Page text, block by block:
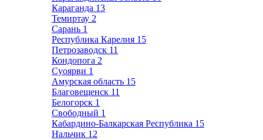
Караганда 13
Темиртау 2
Сарань 1
Республика Карелия 15
Петрозаводск 11
Кондопога 2
Суоярви 1
Амурская область 15
Благовещенск 11
Белогорск 1
Свободный 1
Кабардино-Балкарская Республика 15
Нальчик 12